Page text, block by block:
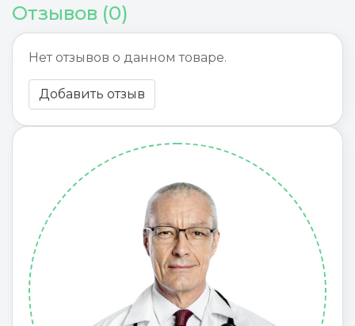
Отзывов (0)
Нет отзывов о данном товаре.
Добавить отзыв